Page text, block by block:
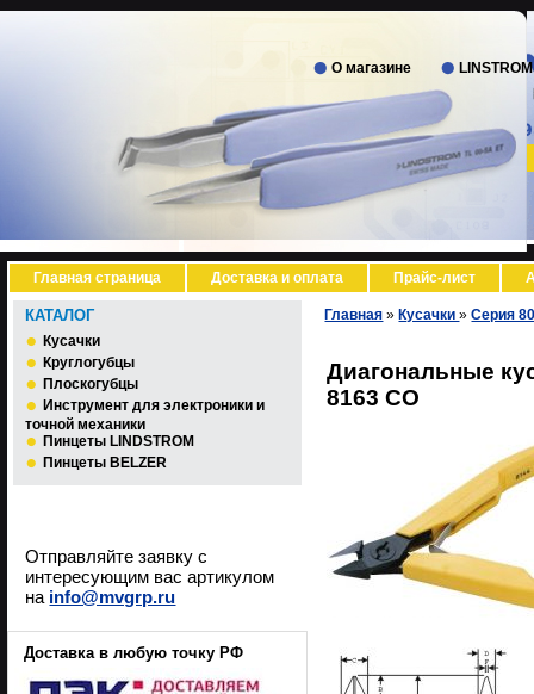
О магазине
Главная страница Доставка и оплата Прайс-лист
КАТАЛОГ
Кусачки
Круглогубцы
Плоскогубцы
Инструмент для электроники и
точной механики
Пинцеты LINDSTROM
Пинцеты BELZER
Отправляйте заявку с
интересующим вас артикулом
на info@mvgrp.ru
Доставка в любую точку РФ
Главная » Кусачки»Серия
Диагональные
8163 CO